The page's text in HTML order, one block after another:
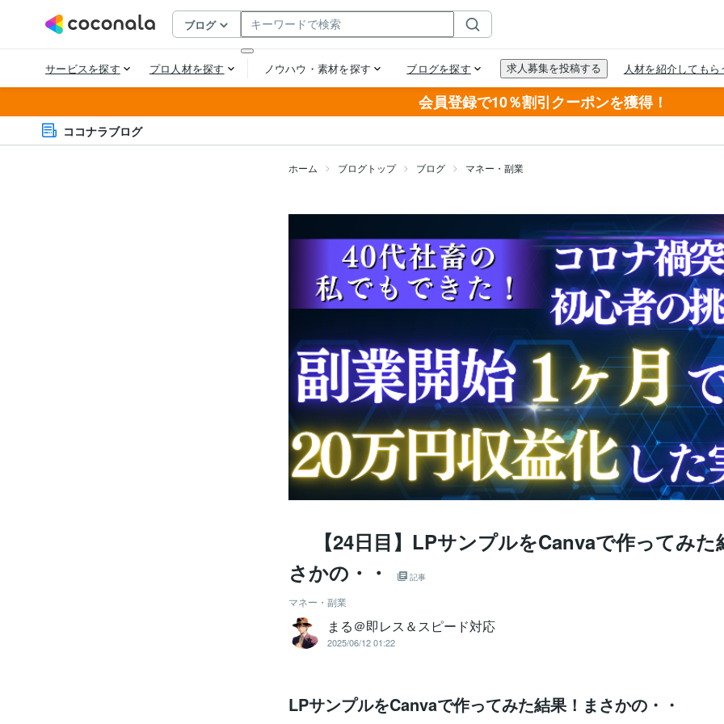
会員登録で10％割引クーポンを獲得！
ココナラブログ
ホーム ブログトップ ブログ マネー・副業
【24日目】LPサンプルをCanvaで作ってみた
さかの・・
記事
マネー・副業
まる＠即レス＆スピード対応
2025/06/12 01:22
LPサンプルをCanvaで作ってみた結果！まさかの・・